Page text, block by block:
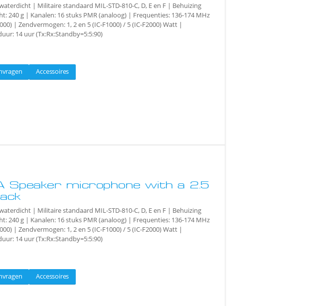
| Militaire standaard MIL-STD-810-C, D, E en F | Behuizing
240 g | Kanalen: 16 stuks PMR (analoog) | Frequenties: 136-174 MHz
| Zendvermogen: 1, 2 en 5 (IC-F1000) / 5 (IC-F2000) Watt |
14 uur (Tx:Rx:Standby=5:5:90)
Accessoires
Speaker microphone with a 2.5
| Militaire standaard MIL-STD-810-C, D, E en F | Behuizing
240 g | Kanalen: 16 stuks PMR (analoog) | Frequenties: 136-174 MHz
| Zendvermogen: 1, 2 en 5 (IC-F1000) / 5 (IC-F2000) Watt |
14 uur (Tx:Rx:Standby=5:5:90)
Accessoires